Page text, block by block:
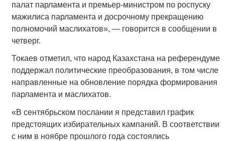
палат парламента и премьер-министром по роспуску
мажилиса парламента и досрочному прекращению
полномочий маслихатов», — говорится в сообщении в
четверг.
Токаев отметил, что народ Казахстана на референдуме
поддержал политические преобразования, в том числе
направленные на обновление порядка формирования
парламента и маслихатов.
«В сентябрьском послании я представил график
предстоящих избирательных кампаний. В соответствии
с ним в ноябре прошлого года состоялись